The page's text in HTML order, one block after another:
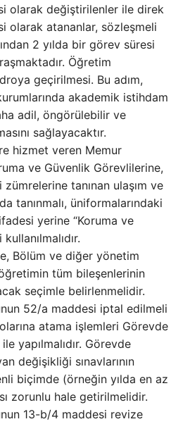
olarak değiştirilenler ile direk
olarak atananlar, sözleşmeli
2 yılda bir görev süresi
Öğretim
geçirilmesi. Bu adım,
akademik istihdam
adil, öngörülebilir ve
sağlayacaktır.
hizmet veren Memur
ve Güvenlik Görevlilerine,
tanınan ulaşım ve
tanınmalı, üniformalarındaki
yerine “Koruma ve
Bölüm ve diğer yönetim
tüm bileşenlerinin
seçimle belirlenmelidir.
52/a maddesi iptal edilmeli
atama işlemleri Görevde
yapılmalıdır. Görevde
değişikliği sınavlarının
biçimde (örneğin yılda en az
zorunlu hale getirilmelidir.
13-b/4 maddesi revize